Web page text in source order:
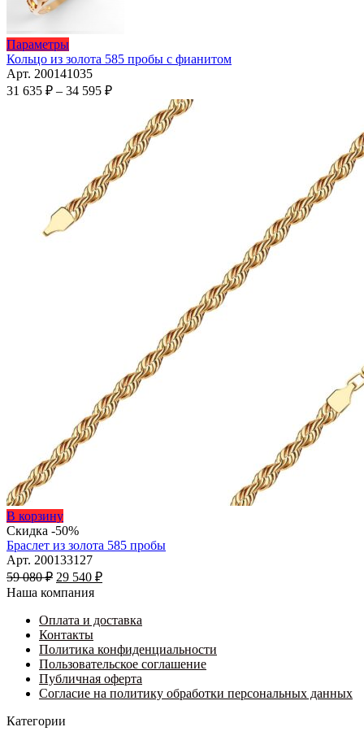
товара.
ПараметрыЭтот
товар
имеет
несколько
странице
товара.
Кольцо из золота 585 пробы с фианитом
Арт. 200141035
31 635 ₽ – 34 595 ₽Диапазон
635 ₽
34
595 ₽
В корзинуЭтот
товар
имеет
несколько
вариаций.
Опции
выбрать
на
странице
товара.
Скидка -50%
Браслет из золота 585 пробы
Арт. 200133127
59 080₽ Первоначальная
цена
59
080 ₽.
29 540 ₽Текущая
540 ₽.
Наша компания
Оплата и доставка
Контакты
Политика конфиденциальности
Пользовательское соглашение
Публичная оферта
Согласие на политику обработки персональных данных
Категории